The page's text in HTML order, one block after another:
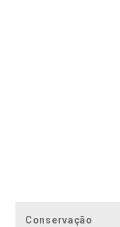
Conservação